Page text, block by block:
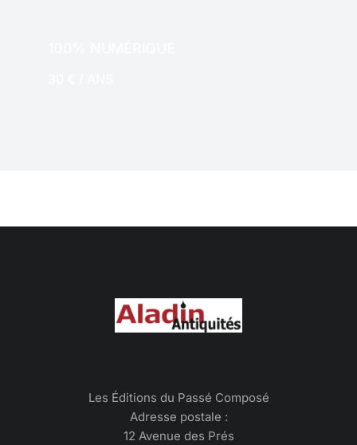
Les Éditions du Passé Composé
Adresse postale :
12 Avenue des Prés